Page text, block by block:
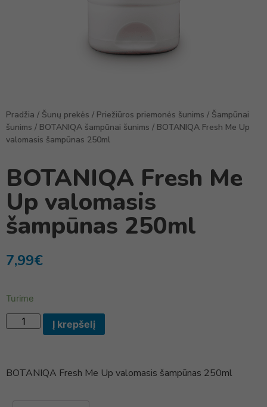
Pradžia / Šunų prekės / Priežiūros priemonės šunims / Šampūnai
šunims / BOTANIQA šampūnai šunims / BOTANIQA Fresh Me Up
valomasis šampūnas 250ml
BOTANIQA Fresh Me
Up valomasis
šampūnas 250ml
7,99€
Turime
Į krepšelį
BOTANIQA Fresh Me Up valomasis šampūnas 250ml